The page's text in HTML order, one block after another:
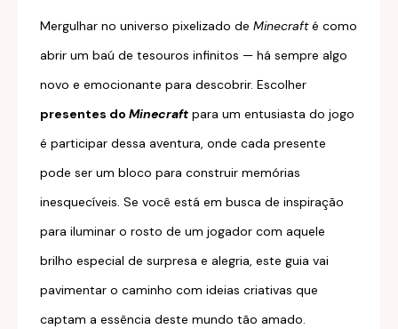
Mergulhar no universo pixelizado de Minecrafté como
abrir um baú de tesouros infinitos — há sempre algo
novo e emocionante para descobrir. Escolher
presentes do Minecraft para um entusiasta do jogo
é participar dessa aventura, onde cada presente
pode ser um bloco para construir memórias
inesquecíveis. Se você está em busca de inspiração
para iluminar o rosto de um jogador com aquele
brilho especial de surpresa e alegria, este guia vai
pavimentar o caminho com ideias criativas que
captam a essência deste mundo tão amado.